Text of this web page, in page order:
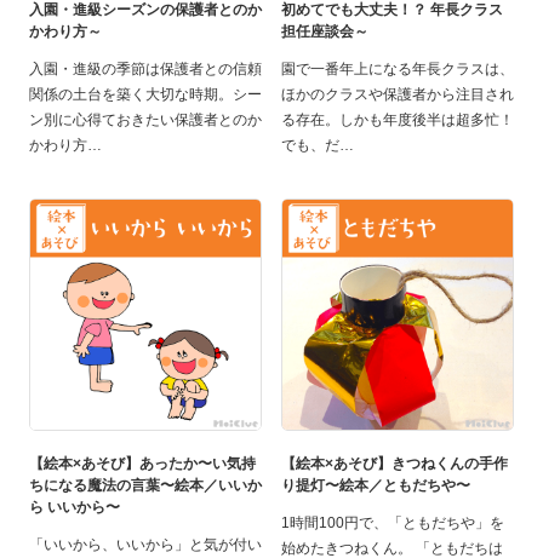
入園・進級シーズンの保護者とのか
かわり方～
入園・進級の季節は保護者との信頼
関係の土台を築く大切な時期。シー
ン別に心得ておきたい保護者とのか
かわり方
初めてでも大丈夫！？ 年長クラス
担任座談会～
園で一番年上になる年長クラスは、
ほかのクラスや保護者から注目され
る存在。しかも年度後半は超多忙！
でも、だ
【絵本×あそび】あったか〜い気持
ちになる魔法の言葉〜絵本／いいか
ら いいから〜
「いいから、いいから」と気が付い
【絵本×あそび】きつねくんの手作
り提灯〜絵本／ともだちや〜
1時間100円で、「ともだちや」を
始めたきつねくん。 「ともだちは